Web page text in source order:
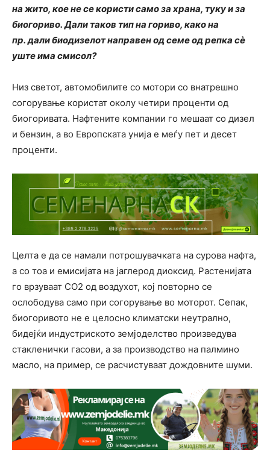
на жито, кое не се користи само за храна, туку и за
биогориво. Дали таков тип на гориво, како на
пр. дали биодизелот направен од семе од репка сè
уште има смисол?
Низ светот, автомобилите со мотори со внатрешно
согорување користат околу четири проценти од
биогоривата. Нафтените компании го мешаат со дизел
и бензин, а во Европската унија е меѓу пет и десет
проценти.
Целта е да се намали потрошувачката на сурова нафта,
а со тоа и емисијата на јаглерод диоксид. Растенијата
го врзуваат CO2 од воздухот, кој повторно се
ослободува само при согорување во моторот. Сепак,
биогоривото не е целосно климатски неутрално,
бидејќи индустриското земјоделство произведува
стакленички гасови, а за производство на палмино
масло, на пример, се расчистуваат дождовните шуми.